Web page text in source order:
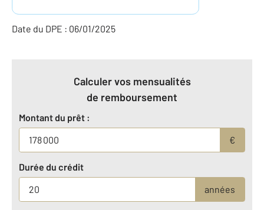
Date du DPE : 06/01/2025
Calculer vos mensualités
de remboursement
Montant du prêt :
€
Durée du crédit
années